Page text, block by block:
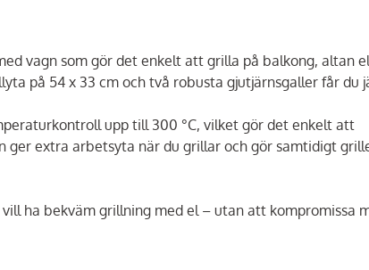
vagn som gör det enkelt att grilla på balkong, altan
på 54 x 33 cm och två robusta gjutjärnsgaller får du
upp till 300 °C, vilket gör det enkelt att
ger extra arbetsyta när du grillar och gör samtidigt
ha bekväm grillning med el – utan att kompromissa